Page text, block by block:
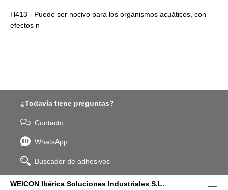
H413 - Puede ser nocivo para los organismos acuáticos, con
efectos n
¿Todavía tiene preguntas?
Contacto
WhatsApp
Buscador de adhesivos
WEICON Ibérica Soluciones Industriales S.L.